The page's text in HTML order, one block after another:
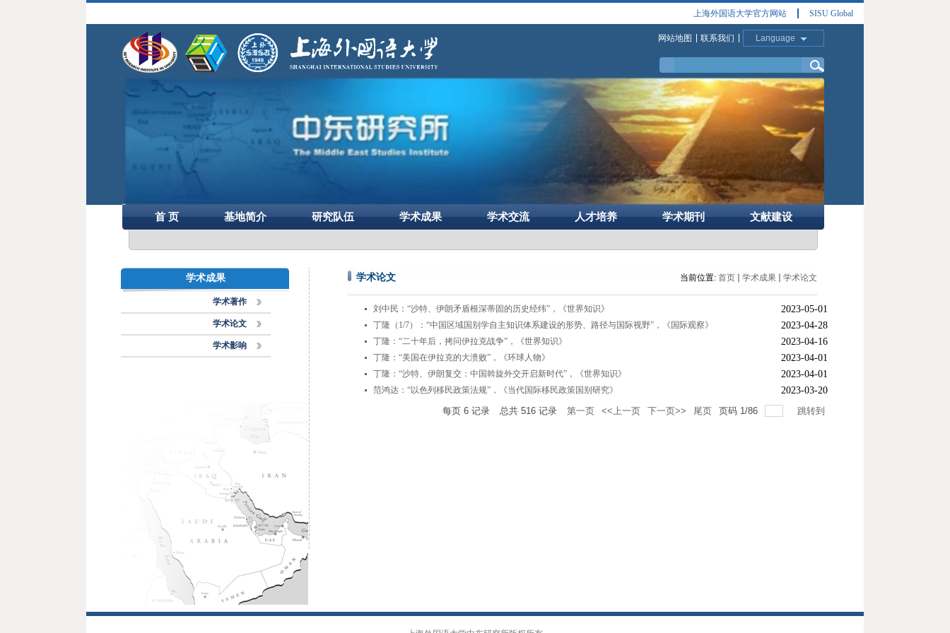
上海外国语大学官方网站 SISU Global
网站地图 联系我们 Language
首 页 基地简介 研究队伍 学术成果 学术交流 人才培养 学术期刊 文献建设
学术成果
学术著作
学术论文
学术影响
学术论文 当前位置: 首页 学术成果 学术论文
刘中民：“沙特、伊朗矛盾根深蒂固的历史经纬”，《世界知识》 2023-05-01
丁隆（1/7）：“中国区域国别学自主知识体系建设的形势、路径与国际视野”，《国际观察》 2023-04-28
丁隆：“二十年后，拷问伊拉克战争”，《世界知识》 2023-04-16
丁隆：“美国在伊拉克的大溃败”，《环球人物》 2023-04-01
丁隆：“沙特、伊朗复交：中国斡旋外交开启新时代”，《世界知识》 2023-04-01
范鸿达：“以色列移民政策法规”，《当代国际移民政策国别研究》
2023-03-20
每页 6 记录 总共 516 记录 第一页 <<上一页 下一页>> 尾页 页码 1/86 跳转到